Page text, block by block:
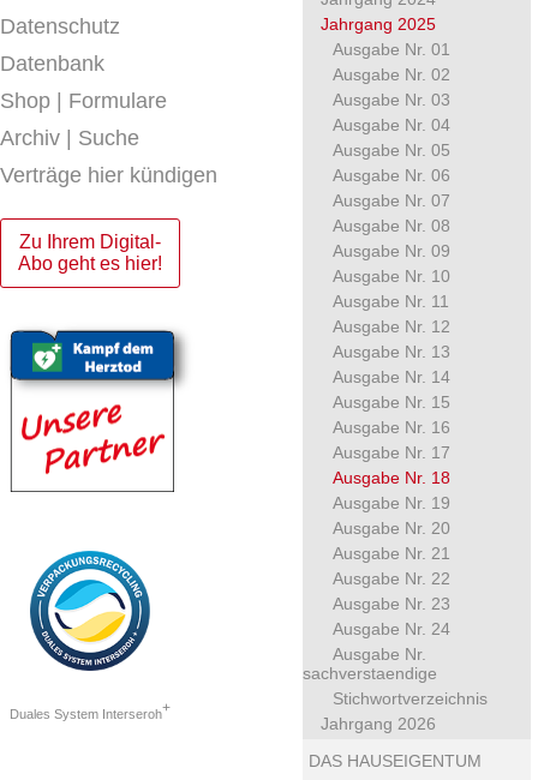
Datenschutz
Datenbank
Shop | Formulare
Archiv | Suche
Verträge hier kündigen
Zu Ihrem Digital-
Abo geht es hier!
Duales System Interseroh+
Jahrgang 2025
Ausgabe Nr. 01
Ausgabe Nr. 02
Ausgabe Nr. 03
Ausgabe Nr. 04
Ausgabe Nr. 05
Ausgabe Nr. 06
Ausgabe Nr. 07
Ausgabe Nr. 08
Ausgabe Nr. 09
Ausgabe Nr. 10
Ausgabe Nr. 11
Ausgabe Nr. 12
Ausgabe Nr. 13
Ausgabe Nr. 14
Ausgabe Nr. 15
Ausgabe Nr. 16
Ausgabe Nr. 17
Ausgabe Nr. 18
Ausgabe Nr. 19
Ausgabe Nr. 20
Ausgabe Nr. 21
Ausgabe Nr. 22
Ausgabe Nr. 23
Ausgabe Nr. 24
Ausgabe Nr.
sachverstaendige
Stichwortverzeichnis
Jahrgang 2026
DAS HAUSEIGENTUM